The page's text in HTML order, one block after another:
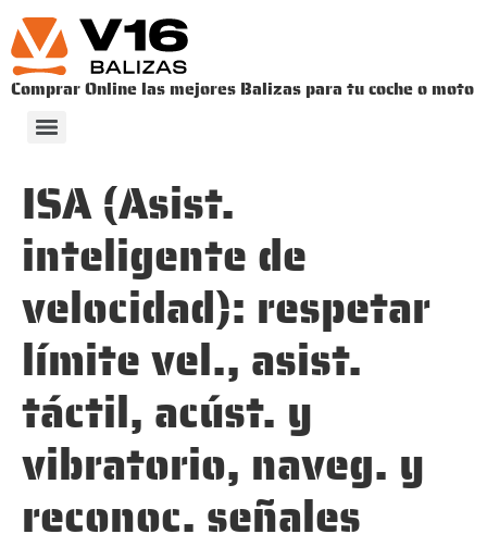
Comprar Online las mejores Balizas para tu coche o moto
ISA (Asist.
inteligente de
velocidad): respetar
límite vel., asist.
táctil, acúst. y
vibratorio, naveg. y
reconoc. señales